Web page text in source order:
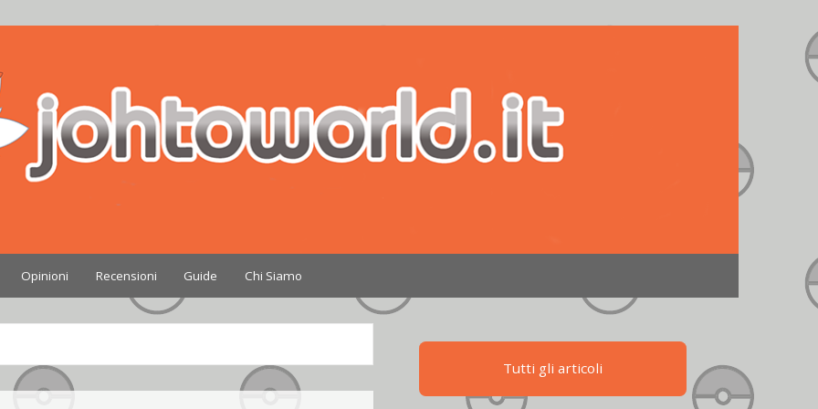
Opinioni Recensioni Guide Chi Siamo
Tutti gli articoli